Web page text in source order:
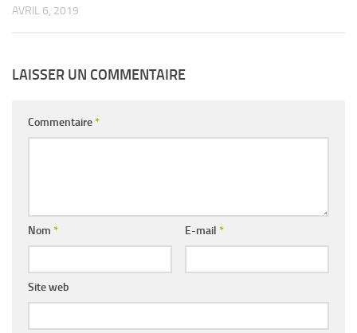
AVRIL 6, 2019
LAISSER UN COMMENTAIRE
Commentaire*
Nom * E-mail *
Site web